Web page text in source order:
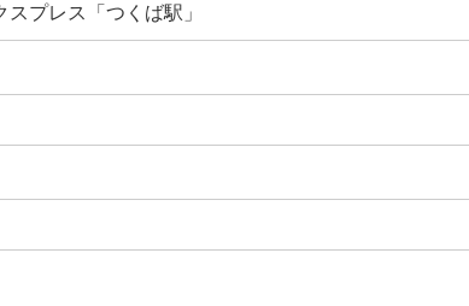
スプレス「つくば駅」